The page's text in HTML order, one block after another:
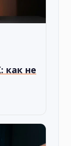
как не